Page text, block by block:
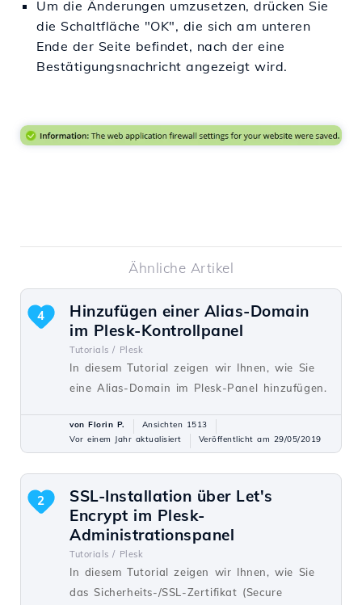
Um die Änderungen umzusetzen, drücken Sie
die Schaltfläche "OK", die sich am unteren
Ende der Seite befindet, nach der eine
Bestätigungsnachricht angezeigt wird.
Ähnliche Artikel
Hinzufügen einer Alias-Domain
im Plesk-Kontrollpanel
Tutorials / Plesk
In diesem Tutorial zeigen wir Ihnen, wie Sie
eine Alias-Domain im Plesk-Panel hinzufügen.
4
von Florin P.
Ansichten 1513
Vor einem Jahr aktualisiert
Veröffentlicht am 29/05/2019
SSL-Installation über Let's
Encrypt im Plesk-
Administrationspanel
Tutorials / Plesk
In diesem Tutorial zeigen wir Ihnen, wie Sie
das Sicherheits-/SSL-Zertifikat (Secure
2